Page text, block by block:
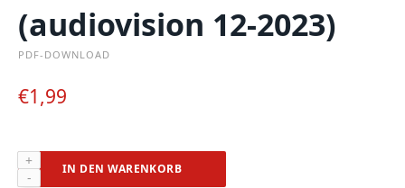
(audiovision 12-2023)
PDF-DOWNLOAD
€1,99
Sony
KD-
IN DEN WARENKORB